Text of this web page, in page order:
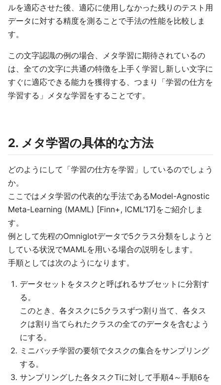
ルを適応させた後、適応に使用しなかった残りのテスト用
データに対する精度を測ることで手法の性能を比較しま
す。
この文字認識の例の場合、メタ学習に期待されているの
は、全ての文字に共通の特徴を上手く学習し新しい文字に
すぐに適応できる能力を獲得する、つまり「学習の仕方を
学習する」メタな学習をすることです。
2. メタ学習の具体的な方法
どのようにして「学習の仕方を学習」しているのでしょう
か。
ここではメタ学習の代表的な手法であるModel-Agnostic
Meta-Learning (MAML) [Finn+, ICML’17]をご紹介しま
す。
例として先程のOmniglotデータで5クラス分類をしようと
している状況でMAMLを用いる場合の説明をします。
手順としては次のようになります。
データセットをタスクと呼ばれるサブセットに分割す
る。
このとき、各タスクに5クラスずつ割り当て、各タス
クは割り当てられたクラスの全てのデータを含むよう
にする。
ミニバッチ学習の要領でタスクの集合をサンプリング
する。
サンプリングした各タスクTiに対して手順4～手順6を